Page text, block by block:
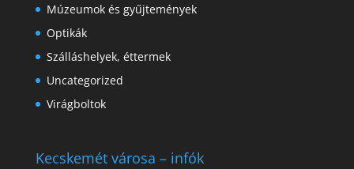
Múzeumok és gyűjtemények
Optikák
Szálláshelyek, éttermek
Uncategorized
Virágboltok
Kecskemét városa – infók